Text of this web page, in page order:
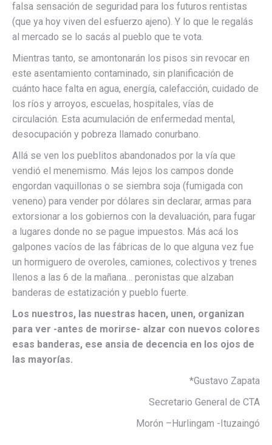
falsa sensación de seguridad para los futuros rentistas
(que ya hoy viven del esfuerzo ajeno). Y lo que le regalás
al mercado se lo sacás al pueblo que te vota.
Mientras tanto, se amontonarán los pisos sin revocar en
este asentamiento contaminado, sin planificación de
cuánto hace falta en agua, energía, calefacción, cuidado de
los ríos y arroyos, escuelas, hospitales, vías de
circulación. Esta acumulación de enfermedad mental,
desocupación y pobreza llamado conurbano.
Allá se ven los pueblitos abandonados por la vía que
vendió el menemismo. Más lejos los campos donde
engordan vaquillonas o se siembra soja (fumigada con
veneno) para vender por dólares sin declarar, armas para
extorsionar a los gobiernos con la devaluación, para fugar
a lugares donde no se pague impuestos. Más acá los
galpones vacíos de las fábricas de lo que alguna vez fue
un hormiguero de overoles, camiones, colectivos y trenes
llenos a las 6 de la mañana… peronistas que alzaban
banderas de estatización y pueblo fuerte.
Los nuestros, las nuestras hacen, unen, organizan
para ver -antes de morirse- alzar con nuevos colores
esas banderas, ese ansia de decencia en los ojos de
las mayorías.
*Gustavo Zapata
Secretario General de CTA
Morón –Hurlingam -Ituzaingó